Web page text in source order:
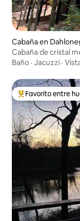
Cabaña en
Cabaña de cristal
Dahlonega
Baño · Jacuzzi ·
Favorito entre
Favorito entre